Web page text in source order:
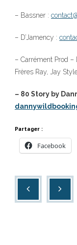
– Bassner :
– D’Jamency :
– Carrément Prod –
Frères Ray, Jay
– 80 Story by
Partager :
Facebook